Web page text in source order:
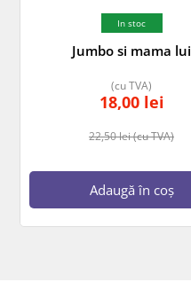
In stoc
Jumbo si mama lui
22,50lei(cu TVA)
18,00 lei
(cu TVA)
Adaugă în coș